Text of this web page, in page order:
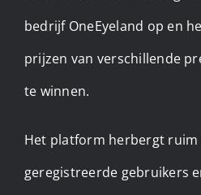
bedrijf OneEyeland op en
prijzen van verschillende
te winnen.
Het platform herbergt ruim
geregistreerde gebruikers